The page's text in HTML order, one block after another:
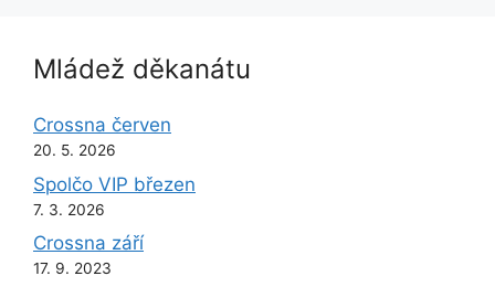
Mládež děkanátu
Crossna červen
20. 5. 2026
Spolčo VIP březen
7. 3. 2026
Crossna září
17. 9. 2023